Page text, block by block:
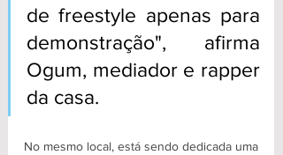
de freestyle apenas para
demonstração", afirma
Ogum, mediador e rapper
da casa.
No mesmo local, está sendo dedicada uma